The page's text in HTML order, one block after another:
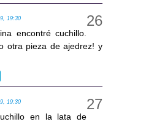
19:30
encontré cuchillo.
otra pieza de ajedrez! y
19:30
en la lata de